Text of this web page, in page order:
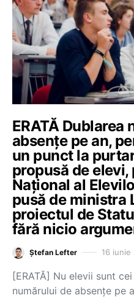
ERATĂ Dublarea
absențe pe an,
un punct la
propusă de
Național al
pusă de ministra
proiectul de
fără nicio
Ștefan Lefter 16 iunie
[ERATĂ] Nu elevii sunt
numărului de absențe pe